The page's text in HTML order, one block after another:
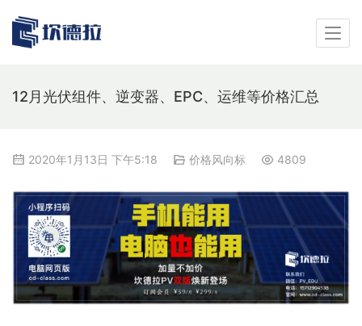
12月光伏组件、逆变器、EPC、运维等价格汇总
2020年1月13日 下午5:18 价格风向标 4809